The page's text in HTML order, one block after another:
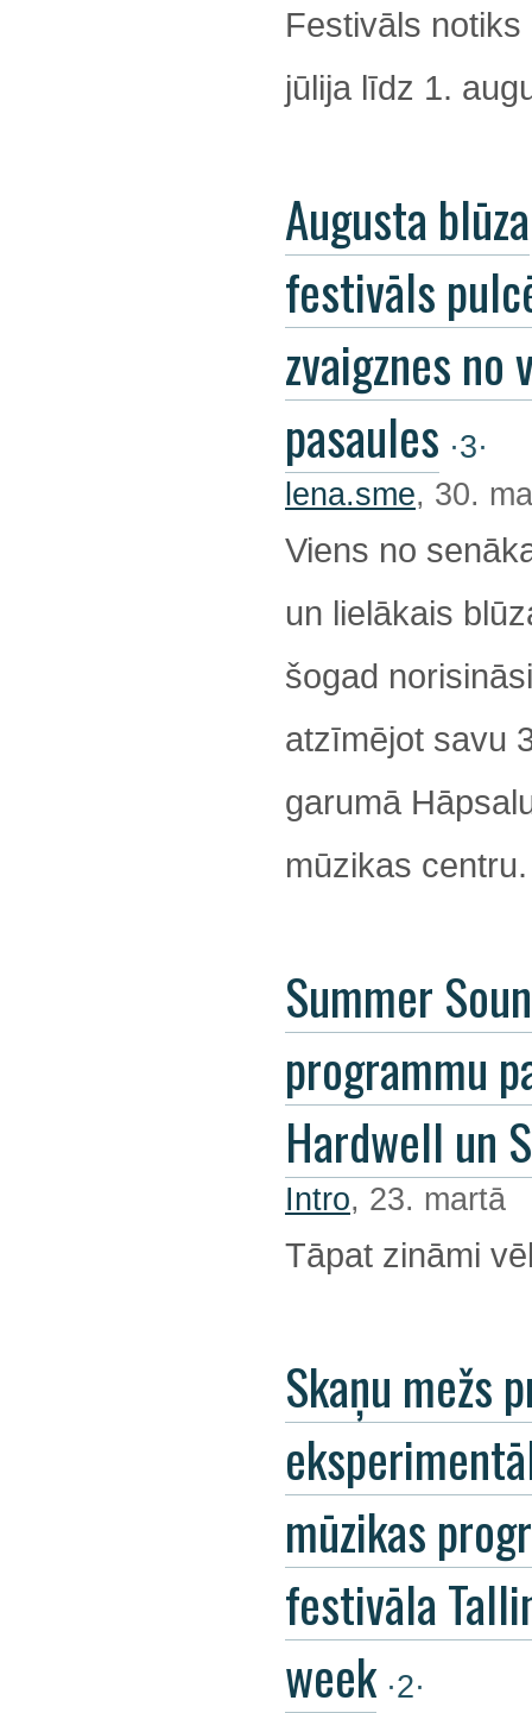
Festivāls notiks
jūlija līdz 1.
Augusta blūza
festivāls
zvaigznes no
pasaules ·3·
lena.sme, 30.
Viens no
un lielākais
šogad
atzīmējot savu
garumā
mūzikas centru.
Summer
programmu
Hardwell un
Intro, 23. martā
Tāpat zināmi
Skaņu mežs
mūzikas
festivāla
week ·2·